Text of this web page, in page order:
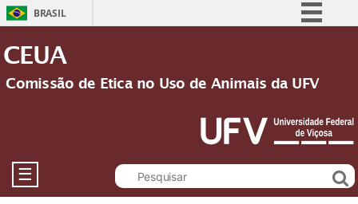
BRASIL
Participe
Acesso à informação
Legislação
Canais
CEUA
Comissão de Etica no Uso de Animais da UFV
☰